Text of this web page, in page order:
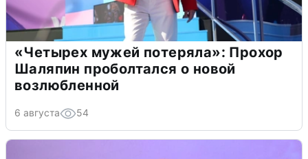
«Четырех мужей потеряла»: Прохор
Шаляпин проболтался о новой
возлюбленной
6 августа 54